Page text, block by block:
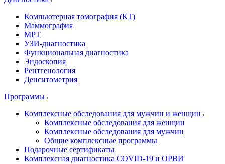
Компьютерная томография (КТ)
Маммография
МРТ
УЗИ-диагностика
Функциональная диагностика
Эндоскопия
Рентгенология
Денситометрия
Программы
Комплексные обследования для мужчин и женщин
Комплексные обследования для женщин
Комплексные обследования для мужчин
Общие комплексные программы
Подарочные сертификаты
Комплексная диагностика COVID-19 и ОРВИ